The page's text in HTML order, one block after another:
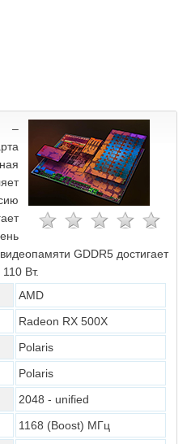
–
GDDR5 достигает
Вт.
AMD
Radeon RX 500X
Polaris
Polaris
2048 - unified
1168 (Boost) МГц